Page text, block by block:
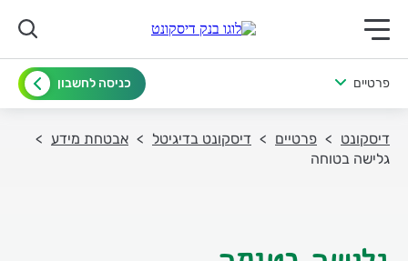
תפריט ראשי לנייד
פרטיים כניסה לחשבון
דיסקונט פרטיים דיסקונט בדיגיטל
אבטחת מידע
גלישה בטוחה